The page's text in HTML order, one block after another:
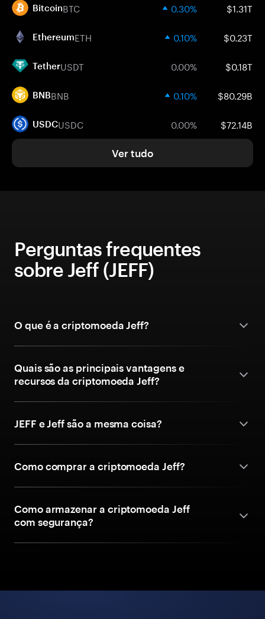
BitcoinBTC 0.30% $1.31T
EthereumETH 0.10% $0.23T
TetherUSDT 0.00% $0.18T
BNBBNB 0.10% $80.29B
USDCUSDC 0.00% $72.14B
Ver tudo
Perguntas frequentes
sobre Jeff (JEFF)
O que é a criptomoeda Jeff?
Quais são as principais vantagens e
recursos da criptomoeda Jeff?
JEFF e Jeff são a mesma coisa?
Como comprar a criptomoeda Jeff?
Como armazenar a criptomoeda Jeff
com segurança?